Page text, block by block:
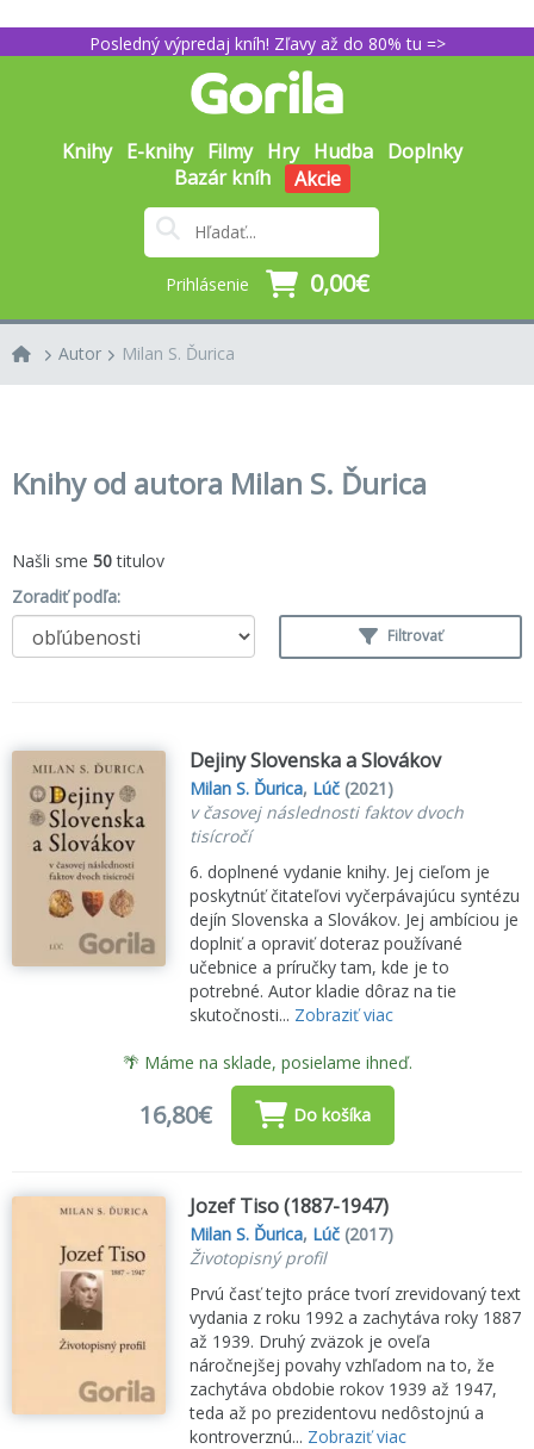
Posledný výpredaj kníh! Zľavy až do 80% tu =>
Knihy E-knihy Filmy Hry Hudba Doplnky
Bazár kníh
Akcie
Prihlásenie 0,00€
Autor Milan S. Ďurica
Knihy od autora Milan S. Ďurica
Našli sme 50titulov
Zoradiť podľa:
Filtrovať
Dejiny Slovenska a Slovákov
Milan S. Ďurica, Lúč (2021)
v časovej následnosti faktov dvoch
tisícročí
6. doplnené vydanie knihy. Jej cieľom je
poskytnúť čitateľovi vyčerpávajúcu syntézu
dejín Slovenska a Slovákov. Jej ambíciou je
doplniť a opraviť doteraz používané
učebnice a príručky tam, kde je to
potrebné. Autor kladie dôraz na tie
skutočnosti... Zobraziť viac
🌴 Máme na sklade, posielame ihneď.
16,80€ Do košíka
Jozef Tiso (1887-1947)
Milan S. Ďurica, Lúč (2017)
Životopisný profil
Prvú časť tejto práce tvorí zrevidovaný text
vydania z roku 1992 a zachytáva roky 1887
až 1939. Druhý zväzok je oveľa
náročnejšej povahy vzhľadom na to, že
zachytáva obdobie rokov 1939 až 1947,
teda až po prezidentovu nedôstojnú a
kontroverznú... Zobraziť viac